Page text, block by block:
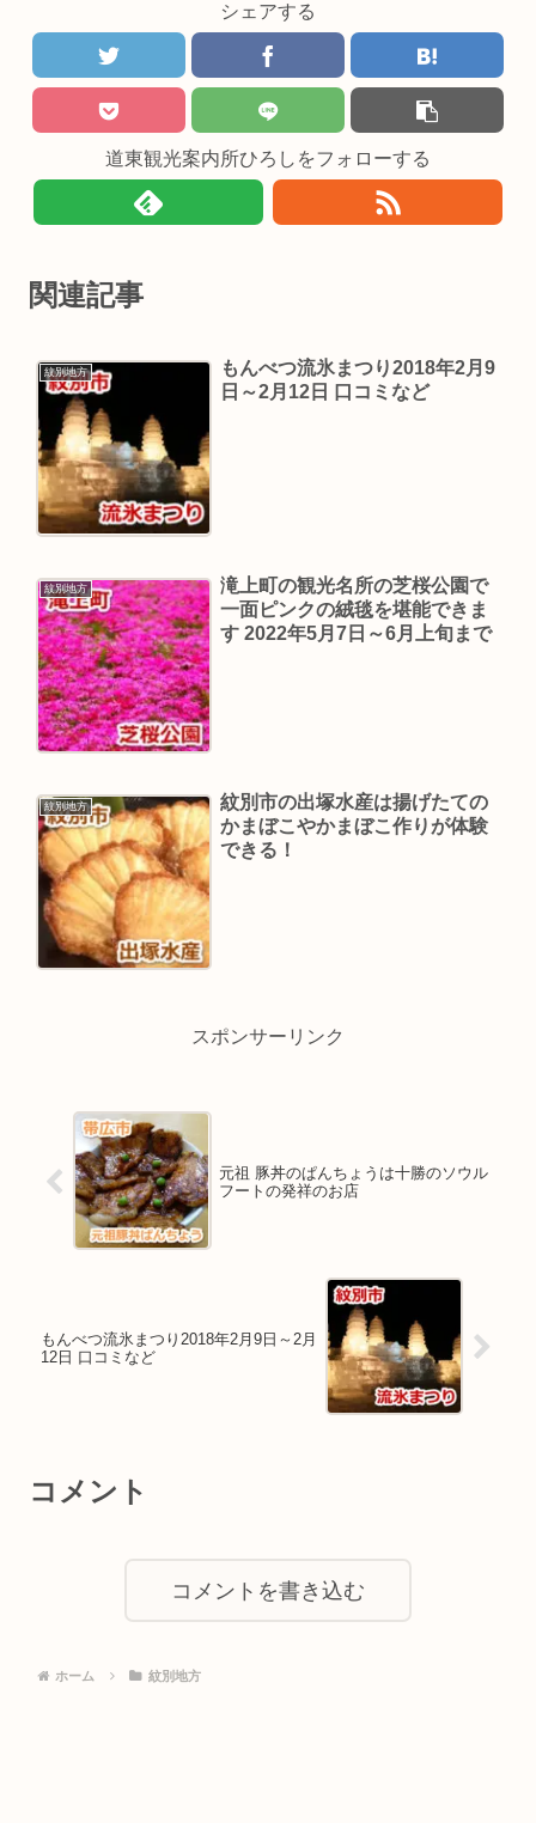
シェアする
道東観光案内所ひろしをフォローする
関連記事
紋別地方
もんべつ流氷まつり2018年2月9
日～2月12日 口コミなど
紋別地方
滝上町の観光名所の芝桜公園で
一面ピンクの絨毯を堪能できま
す 2022年5月7日～6月上旬まで
紋別地方
紋別市の出塚水産は揚げたての
かまぼこやかまぼこ作りが体験
できる！
スポンサーリンク
元祖 豚丼のぱんちょうは十勝のソウル
フートの発祥のお店
もんべつ流氷まつり2018年2月9日～2月
12日 口コミなど
コメント
コメントを書き込む
ホーム 紋別地方